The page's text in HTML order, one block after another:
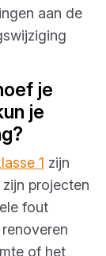
aan de
je
je
1 zijn
projecten
fout
of het